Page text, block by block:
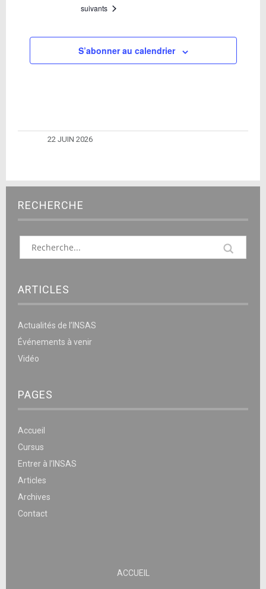
Évènements
suivants
S’abonner au calendrier
22 JUIN 2026
RECHERCHE
ARTICLES
Actualités de l’INSAS
Événements à venir
Vidéo
PAGES
Accueil
Cursus
Entrer à l’INSAS
Articles
Archives
Contact
ACCUEIL